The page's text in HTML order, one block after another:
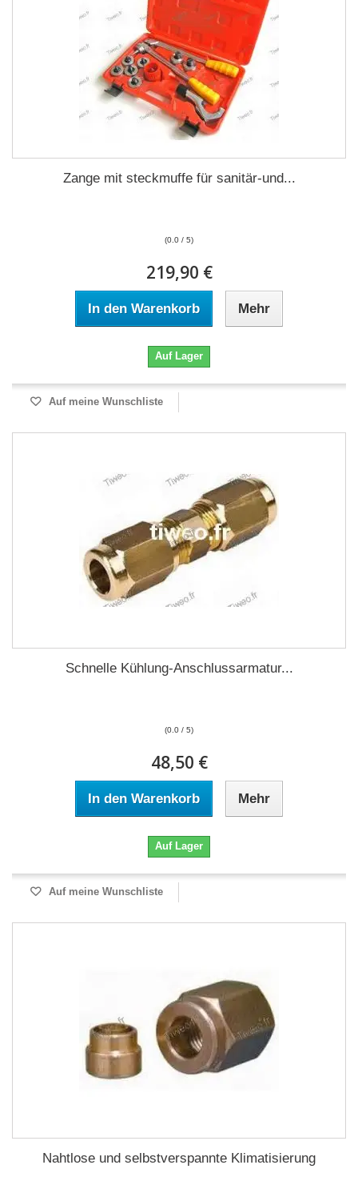
Zange mit steckmuffe für sanitär-und...
(0.0 / 5)
219,90 €
In den Warenkorb Mehr
Auf Lager
Auf meine Wunschliste
Schnelle Kühlung-Anschlussarmatur...
(0.0 / 5)
48,50 €
In den Warenkorb Mehr
Auf Lager
Auf meine Wunschliste
Nahtlose und selbstverspannte Klimatisierung